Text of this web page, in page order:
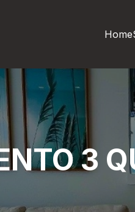
Home
3